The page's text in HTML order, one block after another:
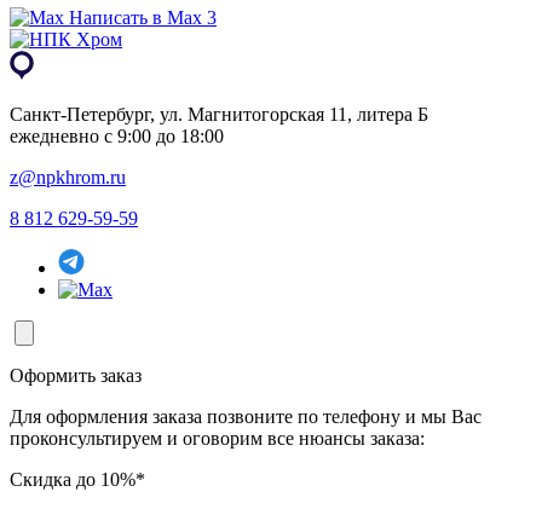
Написать в Max 3
Санкт-Петербург, ул. Магнитогорская 11, литера Б
ежедневно с 9:00 до 18:00
z@npkhrom.ru
8 812 629-59-59
Оформить заказ
Для оформления заказа позвоните по телефону и мы Вас
проконсультируем и оговорим все нюансы заказа:
Скидка до 10%*